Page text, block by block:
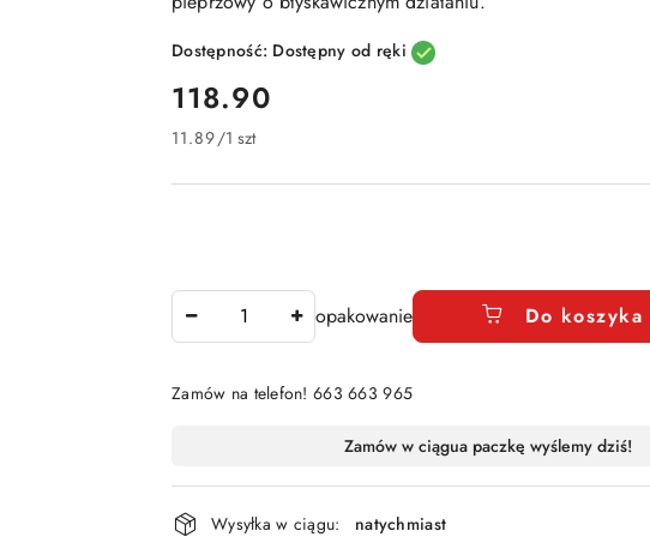
Dostępność: Dostępny od ręki
cena:
118.90
11.89/1 szt
opakowanie Do koszyka
Zamów na telefon! 663 663 965
i
dostawa
Zamów w ciągua paczkę wyślemy dziś!
Wysyłka w ciągu: natychmiast